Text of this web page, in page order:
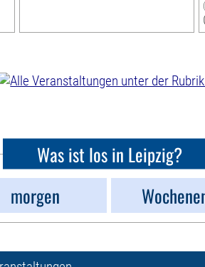
Was ist los in Leipzig?
morgen